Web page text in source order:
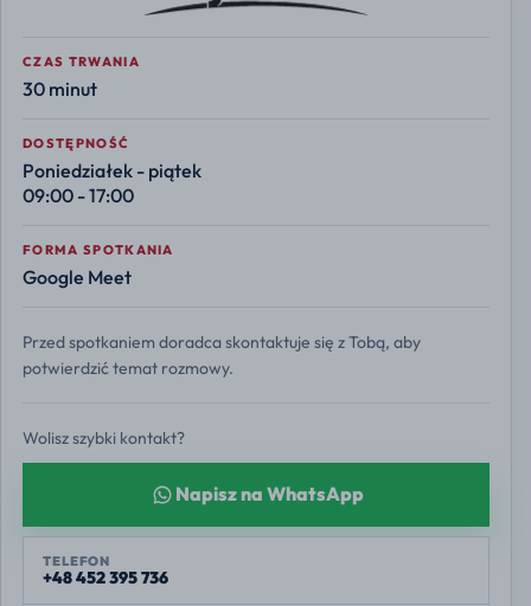
CZAS TRWANIA
30 minut
DOSTĘPNOŚĆ
Poniedziałek - piątek
09:00 - 17:00
FORMA SPOTKANIA
Google Meet
Przed spotkaniem doradca skontaktuje się z Tobą, aby
potwierdzić temat rozmowy.
Wolisz szybki kontakt?
Napisz na WhatsApp
TELEFON
+48 452 395 736